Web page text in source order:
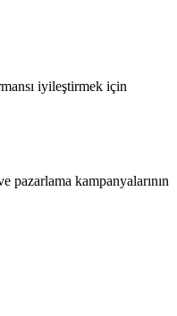
iyileştirmek için
pazarlama kampanyalarının